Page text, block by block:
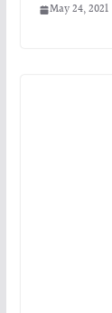
May 24, 2021